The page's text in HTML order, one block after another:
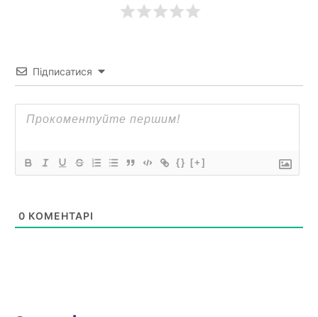
Підписатися
{} [+]
0 КОМЕНТАРІ